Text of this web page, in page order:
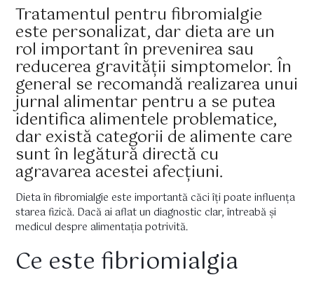
Tratamentul pentru fibromialgie
este personalizat, dar dieta are un
rol important în prevenirea sau
reducerea gravității simptomelor. În
general se recomandă realizarea unui
jurnal alimentar pentru a se putea
identifica alimentele problematice,
dar există categorii de alimente care
sunt în legătură directă cu
agravarea acestei afecțiuni.
Dieta în fibromialgie este importantă căci îți poate influența
starea fizică. Dacă ai aflat un diagnostic clar, întreabă și
medicul despre alimentația potrivită.
Ce este fibriomialgia